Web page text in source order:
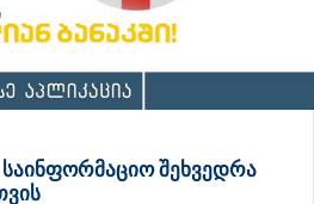
ᲨᲔᲮᲕᲔᲓᲠᲐ